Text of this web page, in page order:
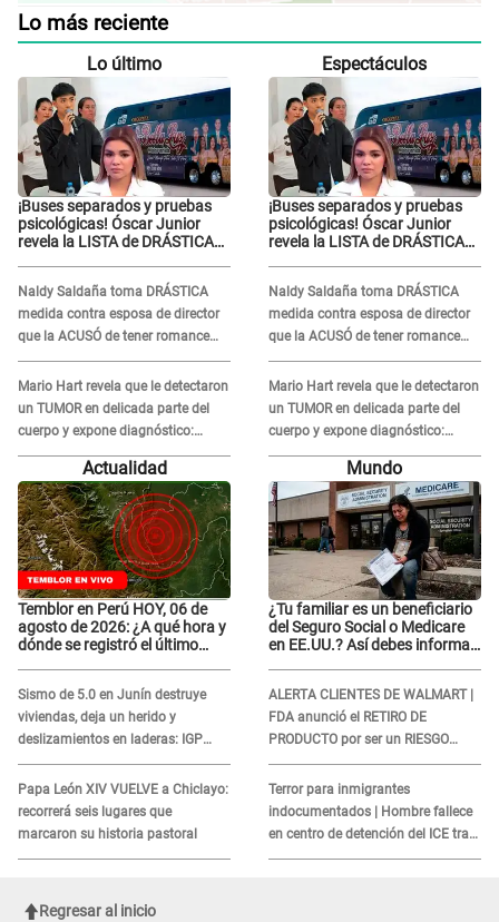
Lo más reciente
Lo último
¡Buses separados y pruebas
psicológicas! Óscar Junior
revela la LISTA de DRÁSTICAS
Naldy Saldaña
Naldy Saldaña toma DRÁSTICA
medida contra esposa de director
que la ACUSÓ de tener romance
con él: "Muy triste..."
Mario Hart revela que le detectaron
un TUMOR en delicada parte del
cuerpo y expone diagnóstico:
"Dolores muy fuertes..."
Espectáculos
¡Buses separados y pruebas
psicológicas! Óscar Junior
revela la LISTA de DRÁSTICAS
Naldy Saldaña
Naldy Saldaña toma DRÁSTICA
medida contra esposa de director
que la ACUSÓ de tener romance
con él: "Muy triste..."
Mario Hart revela que le detectaron
un TUMOR en delicada parte del
cuerpo y expone diagnóstico:
"Dolores muy fuertes..."
Actualidad
Temblor en Perú HOY, 06 de
agosto de 2026: ¿A qué hora y
dónde se registró el último
Sismo de 5.0 en Junín destruye
viviendas, deja un herido y
deslizamientos en laderas: IGP
alerta sobre posibles réplicas
Papa León XIV VUELVE a Chiclayo:
recorrerá seis lugares que
marcaron su historia pastoral
Mundo
¿Tu familiar es un beneficiario
del Seguro Social o Medicare
en EE.UU.? Así debes informar
ALERTA CLIENTES DE WALMART |
FDA anunció el RETIRO DE
PRODUCTO por ser un RIESGO
MORTAL para consumidores: ¿Cuál
es?
Terror para inmigrantes
indocumentados | Hombre fallece
en centro de detención del ICE tras
sufrir una "emergencia médica"
Regresar al inicio